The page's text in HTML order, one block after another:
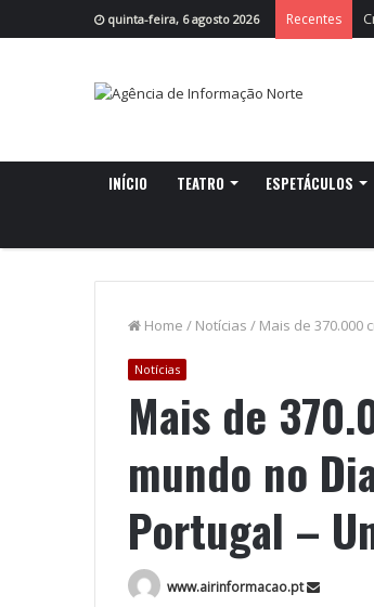
quinta-feira, 6 agosto 2026 Recentes
INÍCIO TEATRO ESPETÁCULOS
Home / Notícias / Mais de 370.000
Notícias
Mais de
mundo no
Portugal –
www.airinformacao.pt